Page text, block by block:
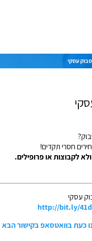
עסקי
חסרי תקדים!
לקבוצות או פרופילים.
עסקי
http://bit.ly/
כעת בוואטסאפ בקישור הבא